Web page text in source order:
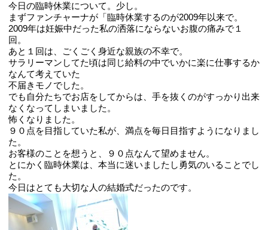
今日の臨時休業について。少し。
まずファンチャーナが「臨時休業するのが2009年以来で。
2009年は妊娠中だった私の洒落にならないお腹の痛みで１
回。
あと１回は、ごくごく身近な親族の不幸で。
サラリーマンしてた頃は同じ給料の中でいかに楽に仕事するか
なんて考えていた
不届きモノでした。
でも自分たちでお店をしてからは、手を抜くのがすっかり出来
なくなってしまいました。
怖くなりました。
９０点を目指していた私が、満点を毎日目指すようになりまし
た。
お客様のことを想うと、９０点なんて望めません。
とにかく臨時休業は、本当に迷いましたし勇気のいることでし
た。
今日はとても大切な人の結婚式だったのです。